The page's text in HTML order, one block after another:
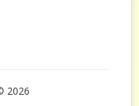
2026